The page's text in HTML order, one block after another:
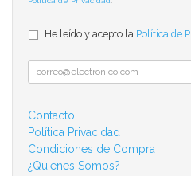
He leído y acepto la Política de
Contacto
Política Privacidad
Condiciones de Compra
¿Quienes Somos?